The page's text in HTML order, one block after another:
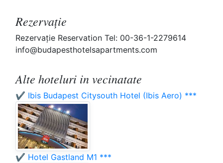
Rezervaţie
Rezervaţie Reservation Tel: 00-36-1-2279614
info@budapesthotelsapartments.com
Alte hoteluri in vecinatate
✔️ Ibis Budapest Citysouth Hotel (Ibis Aero) ***
✔️ Hotel Gastland M1 ***